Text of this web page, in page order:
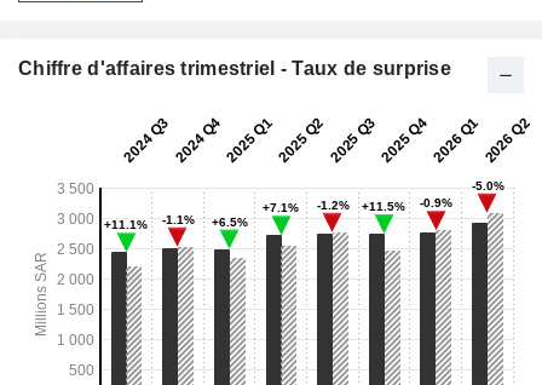
Chiffre d'affaires trimestriel - Taux de surprise